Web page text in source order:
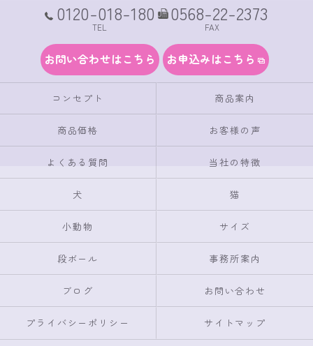
0120-018-180
TEL
0568-22-2373
FAX
お問い合わせはこちら お申込みはこちら
コンセプト 商品案内
商品価格 お客様の声
よくある質問 当社の特徴
犬 猫
小動物 サイズ
段ボール 事務所案内
ブログ お問い合わせ
プライバシーポリシー サイトマップ